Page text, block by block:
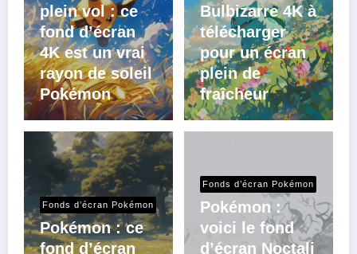
plein vol : ce
fond d’écran
4K est un vrai
rayon de soleil
Pokémon
Bulbizarre 4K à
télécharger
pour un écran
plein de
fraîcheur
Fonds d’écran Pokémon
Pokémon : ce
fond d’écran
Fonds d’écran Pokémon
Pokémon :
voici le fond
d’écran Noctali